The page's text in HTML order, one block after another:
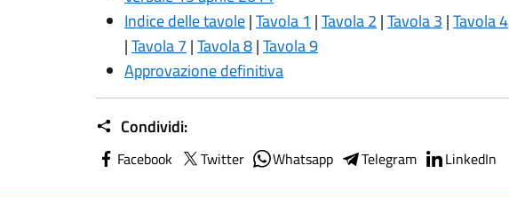
Indice delle tavole|Tavola 1 |Tavola 2 |Tavola 3 |Tavola 4
|Tavola 7 |Tavola 8|Tavola 9
Approvazione definitiva
Condividi:
Facebook Twitter Whatsapp Telegram LinkedIn